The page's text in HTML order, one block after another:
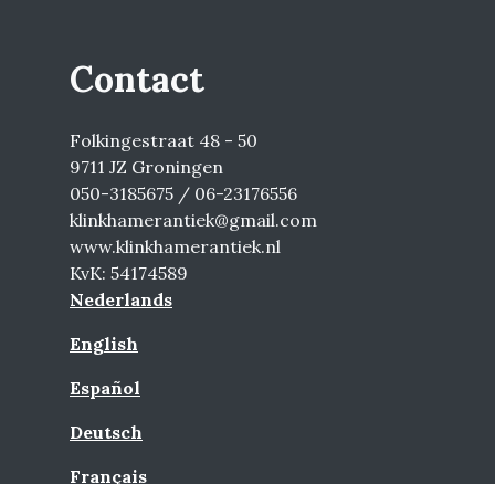
Contact
Folkingestraat 48 - 50
9711 JZ Groningen
050-3185675 / 06-23176556
klinkhamerantiek@gmail.com
www.klinkhamerantiek.nl
KvK: 54174589
Nederlands
English
Español
Deutsch
Français